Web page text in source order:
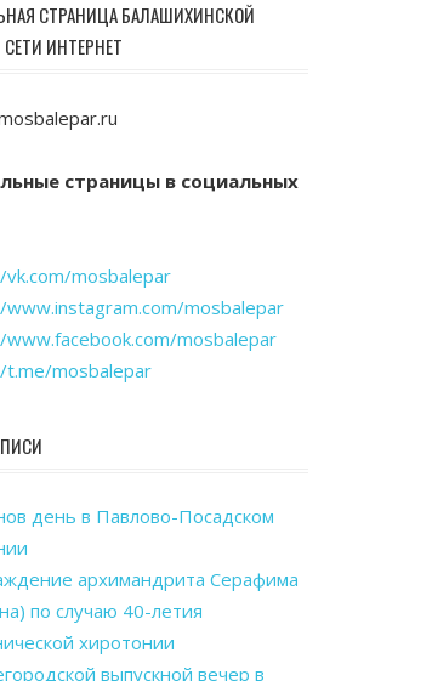
СТРАНИЦА БАЛАШИХИНСКОЙ
ИНТЕРНЕТ
страницы в социальных
mosbalepar
mosbalepar
mosbalepar
mosbalepar
день в Павлово-Посадском
архимандрита Серафима
по случаю 40-летия
хиротонии
выпускной вечер в